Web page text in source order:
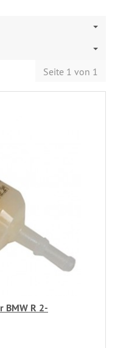
Seite 1 von 1
BMW R 2-